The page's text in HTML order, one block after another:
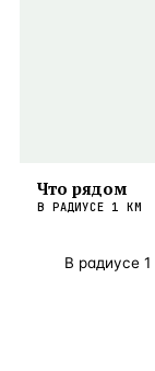
Что рядом
В РАДИУСЕ 1 КМ
В радиусе 1